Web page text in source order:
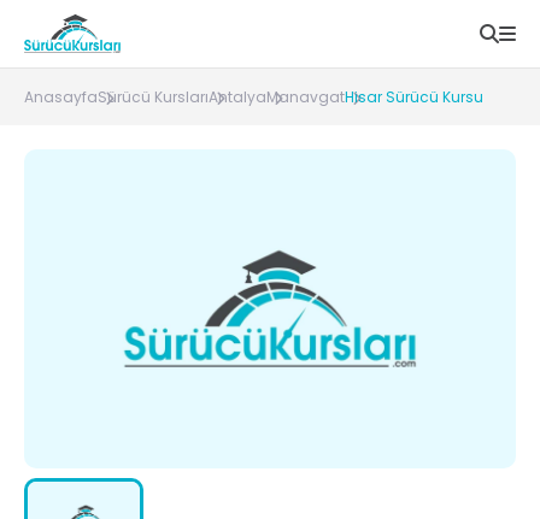
AnasayfaSürücü KurslarıAntalyaManavgatHisar Sürücü Kursu